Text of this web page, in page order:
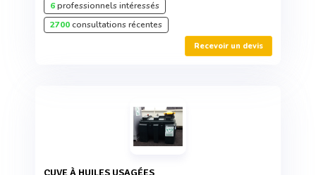
6professionnels intéressés
2700consultations récentes
Recevoir un devis
CUVE À HUILES USAGÉES